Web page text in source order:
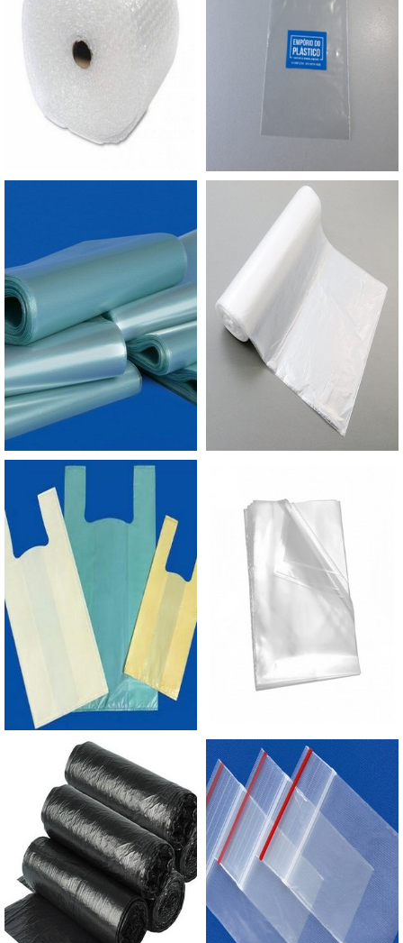
assim, o mix de sacos a pronta entrega e venda
fracionada, até em pequenas quantidades. Para
saber mais informações, basta solicitar um